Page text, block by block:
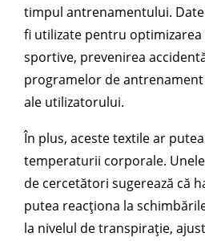
timpul antrenamentului.
fi utilizate pentru
sportive, prevenirea
programelor de
ale utilizatorului.
În plus, aceste textile ar
temperaturii corporale.
de cercetători sugerează că
putea reacționa la
la nivelul de transpirație,